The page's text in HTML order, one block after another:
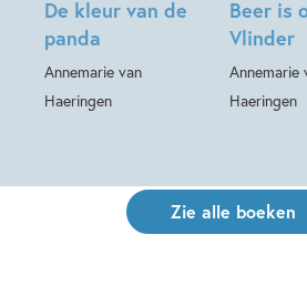
De kleur van de
panda
Annemarie van
Haeringen
Beer is
Vlinder
Annemarie
Haeringen
Zie alle boeken